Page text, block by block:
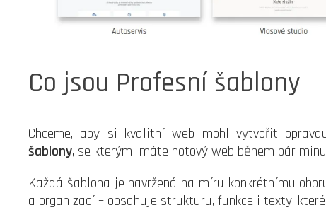
Co jsou Profesní šablony
Chceme, aby si kvalitní web mohl vytvořit
šablony, se kterými máte hotový web během pár
Každá šablona je navržená na míru konkrétnímu
a organizací – obsahuje strukturu, funkce i texty,